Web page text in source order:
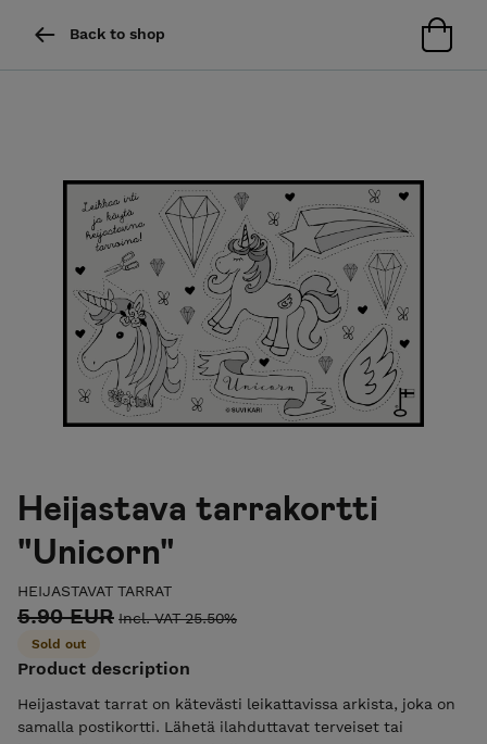
Back to shop
Heijastava tarrakortti
"Unicorn"
HEIJASTAVAT TARRAT
5.90 EUR Incl. VAT 25.50%
Sold out
Product description
Heijastavat tarrat on kätevästi leikattavissa arkista, joka on
samalla postikortti. Lähetä ilahduttavat terveiset tai